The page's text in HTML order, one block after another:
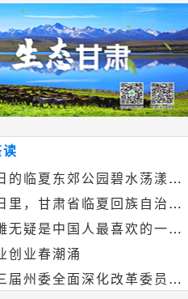
的临夏东郊公园碧水荡漾、
漫
里，甘肃省临夏回族自治州
刘家峡大桥，壮观美丽!
无疑是中国人最喜欢的一种
术，它不仅是民间实用美术
装饰艺术的有机结合，更成
创业春潮涌
届州委全面深化改革委员会